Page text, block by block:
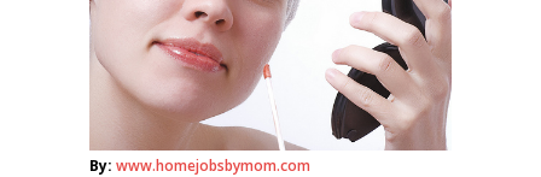
By: www.homejobsbymom.com